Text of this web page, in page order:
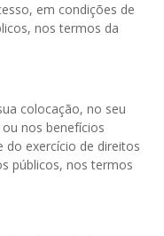
em condições de
nos termos da
colocação, no seu
nos benefícios
do exercício de direitos
públicos, nos termos